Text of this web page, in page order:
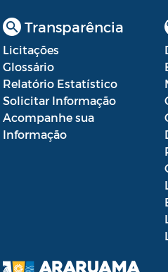
Transparência
Licitações
Glossário
Relatório Estatístico
Solicitar Informação
Acompanhe sua
Informação